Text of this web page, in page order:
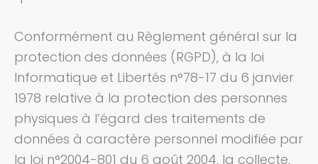
Conformément au Règlement général sur la
protection des données (RGPD), à la loi
Informatique et Libertés n°78-17 du 6 janvier
1978 relative à la protection des personnes
physiques à l’égard des traitements de
données à caractère personnel modifiée par
la loi n°2004-801 du 6 août 2004, la collecte,